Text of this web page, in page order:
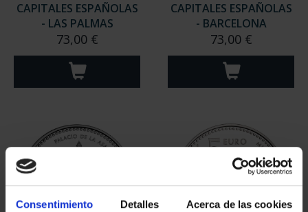
Consentimiento Detalles Acerca de las cookies
CAPITALES ESPAÑOLAS
- LAS PALMAS
73,00 €
CAPITALES ESPAÑOLAS
- BARCELONA
73,00 €